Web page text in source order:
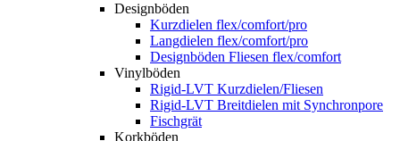
Designböden
Kurzdielen flex/comfort/pro
Langdielen flex/comfort/pro
Designböden Fliesen flex/comfort
Vinylböden
Rigid-LVT Kurzdielen/Fliesen
Rigid-LVT Breitdielen mit Synchronpore
Fischgrät
Korkböden